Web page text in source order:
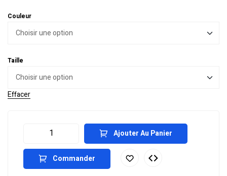
Couleur
Taille
Effacer
Ajouter Au Panier
Commander